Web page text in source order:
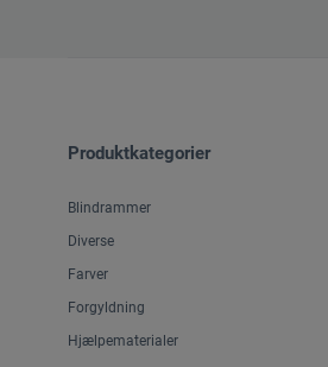
Produktkategorier
Blindrammer
Diverse
Farver
Forgyldning
Hjælpematerialer